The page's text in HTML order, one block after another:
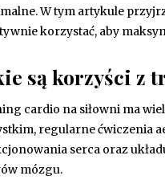
W tym artykule
korzystać, aby
są korzyści z
cardio na siłowni ma
regularne ćwiczenia
serca oraz
mózgu.